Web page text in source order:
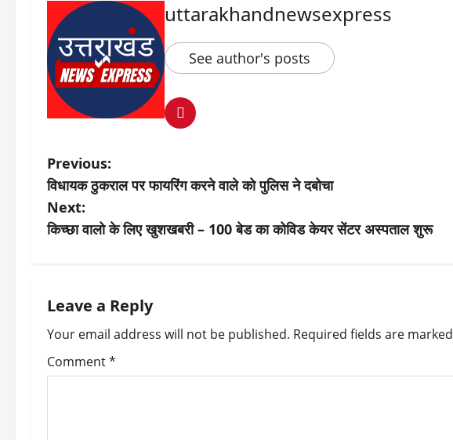
uttarakhandnewsexpress
See author's posts
P
o
s
n
a
v
Previous:
विधायक ठुकराल पर फायरिंग करने वाले को पुलिस ने दबोचा
Next:
किच्छा वालो के लिए खुशखबरी – 100 बेड का कोविड केयर सेंटर अस्पताल शुरू
Leave a Reply
Your email address will not be published. Required fields are marked
Comment*